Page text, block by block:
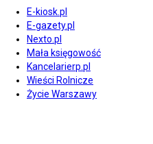
E-kiosk.pl
E-gazety.pl
Nexto.pl
Mała księgowość
Kancelarierp.pl
Wieści Rolnicze
Życie Warszawy